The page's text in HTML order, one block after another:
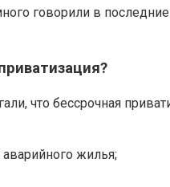
говорили в
что бессрочная
аварийного жилья;